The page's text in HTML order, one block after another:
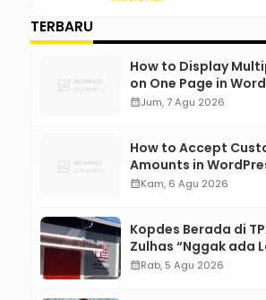
TERBARU
How to Display
on One Page in
calendar_monthJum, 7 Agu 2026
How to Accept
Amounts in
calendar_monthKam, 6 Agu 2026
Kopdes Berada di
Zulhas “Nggak ada
calendar_monthRab, 5 Agu 2026